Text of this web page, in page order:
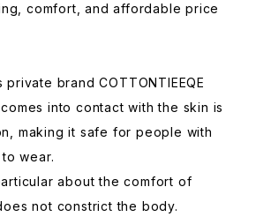
comfort, and affordable price
private brand COTTONTIEEQE
into contact with the skin is
making it safe for people with
wear.
about the comfort of
not constrict the body.